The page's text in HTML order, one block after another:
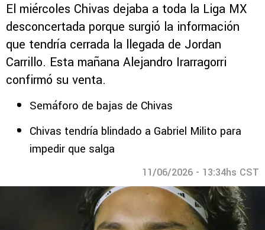
El miércoles Chivas dejaba a toda la Liga MX
desconcertada porque surgió la información
que tendría cerrada la llegada de Jordan
Carrillo. Esta mañana Alejandro Irarragorri
confirmó su venta.
Semáforo de bajas de Chivas
Chivas tendría blindado a Gabriel Milito para
impedir que salga
11/06/2026 - 13:34hs CST